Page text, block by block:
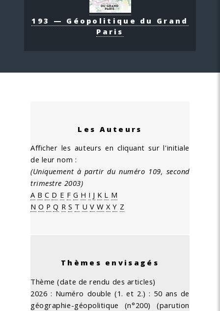
193 — Géopolitique du Grand
Paris
Les Auteurs
Afficher les auteurs en cliquant sur l'initiale
de leur nom :
(Uniquement à partir du numéro 109, second
trimestre 2003)
A B C D E F G H I J K L M
N O P Q R S T U V W X Y Z
Thèmes envisagés
Thème (date de rendu des articles)
2026 : Numéro double (1. et 2.) : 50 ans de
géographie-géopolitique (n°200) (parution